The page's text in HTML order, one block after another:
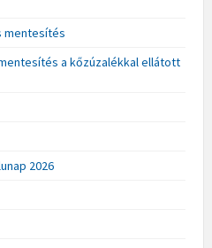
mentesítés
a kőzúzalékkal ellátott
2026